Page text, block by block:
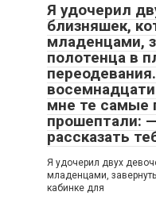
Я удочерил
близняшек,
младенцами,
полотенца в
мне те самые
прошептали:
рассказать
Я удочерил двух
младенцами,
кабинке для